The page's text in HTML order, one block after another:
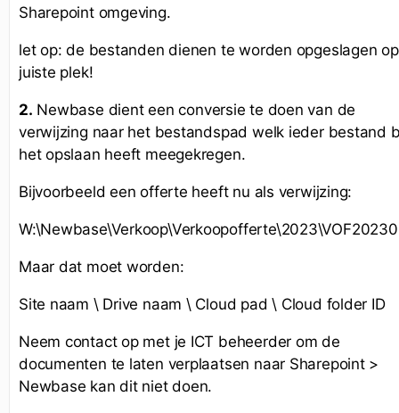
Sharepoint omgeving.
let op: de bestanden dienen te worden opgeslagen
juiste plek!
2. Newbase dient een conversie te doen van de
verwijzing naar het bestandspad welk ieder bestand
het opslaan heeft meegekregen.
Bijvoorbeeld een offerte heeft nu als verwijzing:
Maar dat moet worden:
Site naam \ Drive naam \ Cloud pad \ Cloud folder ID
Neem contact op met je ICT beheerder om de
documenten te laten verplaatsen naar Sharepoint >
Newbase kan dit niet doen.